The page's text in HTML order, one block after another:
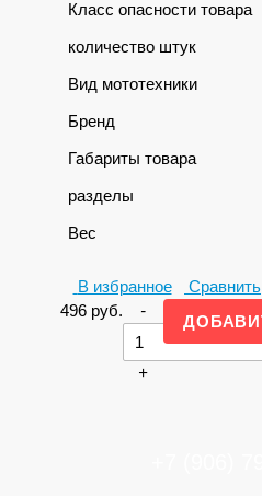
Класс опасности товара
количество штук
Вид мототехники
Бренд
Габариты товара
разделы
Вес
В избранное
Сравнить
496 руб. -
+